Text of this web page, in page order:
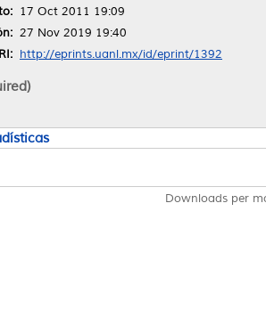
17 Oct 2011 19:09
27 Nov 2019 19:40
http://eprints.uanl.mx/id/eprint/1392
Downloads per